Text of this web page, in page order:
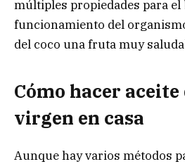
múltiples propiedades para el
funcionamiento del
del coco una fruta muy
Cómo hacer aceite
virgen en casa
Aunque hay varios métodos